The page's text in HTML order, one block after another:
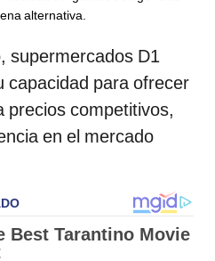
alternativa.
supermercados D1
capacidad para ofrecer
precios competitivos,
en el mercado